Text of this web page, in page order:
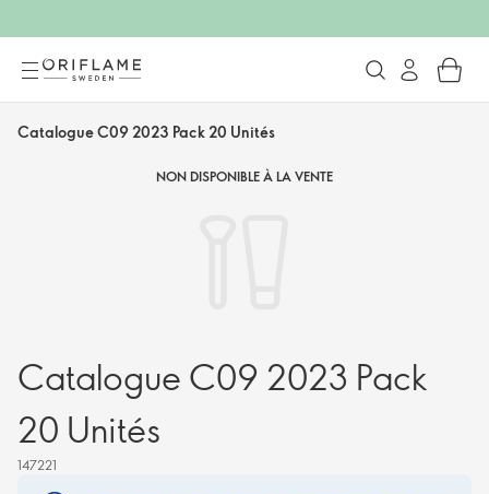
Catalogue C09 2023 Pack 20 Unités
NON DISPONIBLE À LA VENTE
Catalogue C09 2023 Pack
20 Unités
147221